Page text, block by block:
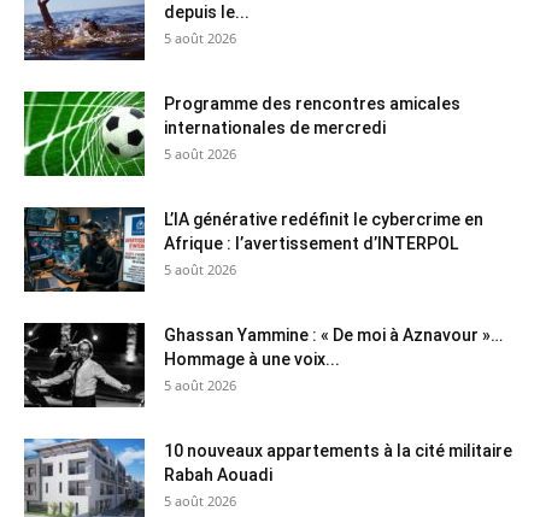
depuis le...
5 août 2026
Programme des rencontres amicales
internationales de mercredi
5 août 2026
L’IA générative redéfinit le cybercrime en
Afrique : l’avertissement d’INTERPOL
5 août 2026
Ghassan Yammine : « De moi à Aznavour »…
Hommage à une voix...
5 août 2026
10 nouveaux appartements à la cité militaire
Rabah Aouadi
5 août 2026